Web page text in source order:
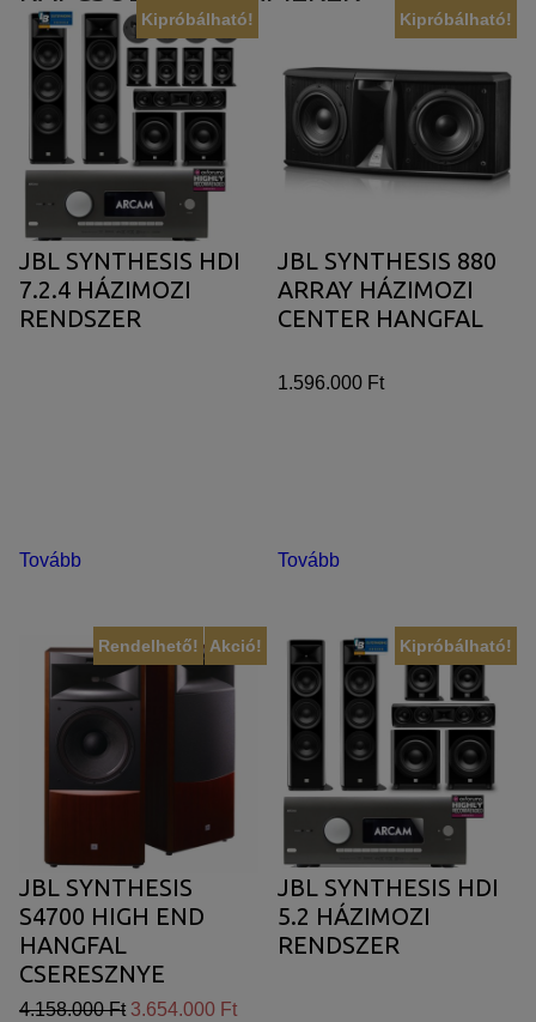
Kipróbálható!
JBL SYNTHESIS HDI
7.2.4 HÁZIMOZI
RENDSZER
Tovább
Kipróbálható!
JBL SYNTHESIS 880
ARRAY HÁZIMOZI
CENTER HANGFAL
1.596.000 Ft
Tovább
Akció!
Rendelhető!
JBL SYNTHESIS
S4700 HIGH END
HANGFAL
CSERESZNYE
FURNÉR
4.158.000 Ft 3.654.000 Ft
Kipróbálható!
JBL SYNTHESIS HDI
5.2 HÁZIMOZI
RENDSZER